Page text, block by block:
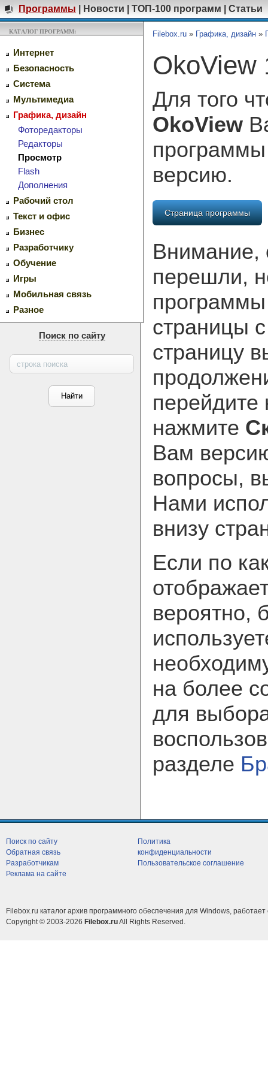
Программы Новости ТОП-100 программ Статьи
КАТАЛОГ ПРОГРАММ:
Интернет
Безопасность
Система
Мультимедиа
Графика, дизайн
Фоторедакторы
Редакторы
Просмотр
Flash
Дополнения
Рабочий стол
Текст и офис
Бизнес
Разработчику
Обучение
Игры
Мобильная связь
Разное
Поиск по сайту
Filebox.ru » Графика, дизайн »
OkoView
Для того
OkoView
версию.
Страница программы
Внимание,
перешли,
страницы
страницу
нажмите
Вам
вопросы,
Нами
внизу
Если по
вероятно,
на более
для
разделе
Поиск по сайту
Обратная связь
Разработчикам
Реклама на сайте
Политика
конфиденциальности
Пользовательское соглашение
Filebox.ru каталог архив программного обеспечения для Windows, работает
Copyright © 2003-2026 Filebox.ruAll Rights Reserved.